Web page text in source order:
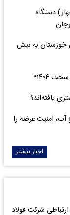
عمومی دومرحله‌ای خرید 4 (چهار) دستگاه
خوزستان به بیش
یافته‌اند؟
امنیت عرضه را
اخبار بیشتر
شرکت فولاد